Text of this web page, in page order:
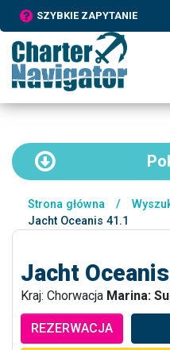
SZYBKIE ZAPYTANIE
Strona główna /
Jacht Oceanis 41.1
Jacht
Kraj: Chorwacja Marina:
REZERWACJA